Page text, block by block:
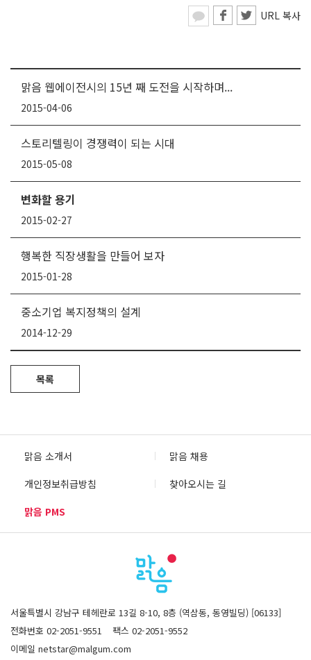
URL 복사
맑음 웹에이전시의 15년 째 도전을 시작하며...
2015-04-06
스토리텔링이 경쟁력이 되는 시대
2015-05-08
변화할 용기
2015-02-27
행복한 직장생활을 만들어 보자
2015-01-28
중소기업 복지정책의 설계
2014-12-29
목록
맑음 소개서
맑음 채용
개인정보취급방침
찾아오시는 길
맑음 PMS
서울특별시 강남구 테헤란로 13길 8-10, 8층 (역삼동, 동영빌딩) [06133]
전화번호 02-2051-9551
팩스 02-2051-9552
이메일 netstar@malgum.com